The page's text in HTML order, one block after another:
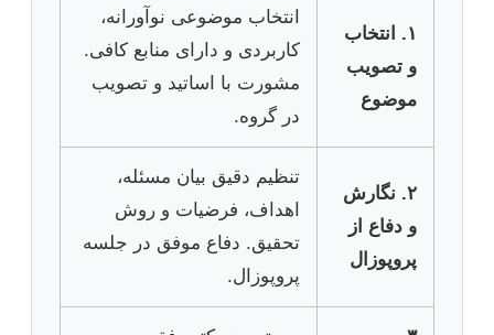
۱. انتخاب
و تصویب
موضوع
انتخاب موضوعی نوآورانه،
کاربردی و دارای منابع کافی.
مشورت با اساتید و تصویب
در گروه.
۲. نگارش
و دفاع از
پروپوزال
تنظیم دقیق بیان مسئله،
اهداف، فرضیات و روش
تحقیق. دفاع موفق در جلسه
پروپوزال.